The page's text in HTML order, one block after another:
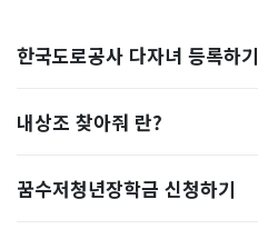
한국도로공사 다자녀 등록하기
내상조 찾아줘 란?
꿈수저청년장학금 신청하기